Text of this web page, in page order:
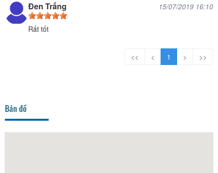
Đen Trắng 15/07/2019 16:10
Rất tốt
<< < 1 > >>
Bản đồ